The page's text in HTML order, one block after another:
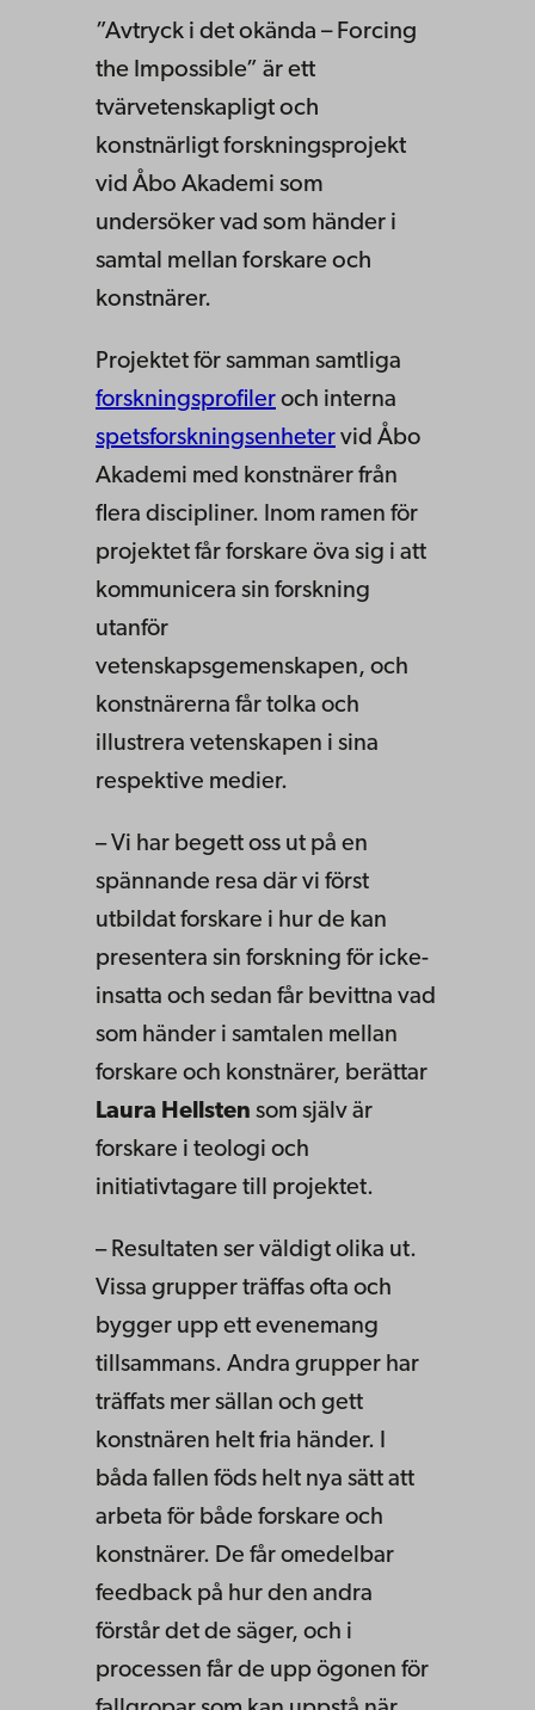
”Avtryck i det okända – Forcing
the Impossible” är ett
tvärvetenskapligt och
konstnärligt forskningsprojekt
vid Åbo Akademi som
undersöker vad som händer i
samtal mellan forskare och
konstnärer.
Projektet för samman samtliga
forskningsprofiler och interna
spetsforskningsenheter vid Åbo
Akademi med konstnärer från
flera discipliner. Inom ramen för
projektet får forskare öva sig i att
kommunicera sin forskning
utanför
vetenskapsgemenskapen, och
konstnärerna får tolka och
illustrera vetenskapen i sina
respektive medier.
– Vi har begett oss ut på en
spännande resa där vi först
utbildat forskare i hur de kan
presentera sin forskning för icke-
insatta och sedan får bevittna vad
som händer i samtalen mellan
forskare och konstnärer, berättar
Laura Hellsten som själv är
forskare i teologi och
initiativtagare till projektet.
– Resultaten ser väldigt olika ut.
Vissa grupper träffas ofta och
bygger upp ett evenemang
tillsammans. Andra grupper har
träffats mer sällan och gett
konstnären helt fria händer. I
båda fallen föds helt nya sätt att
arbeta för både forskare och
konstnärer. De får omedelbar
feedback på hur den andra
förstår det de säger, och i
processen får de upp ögonen för